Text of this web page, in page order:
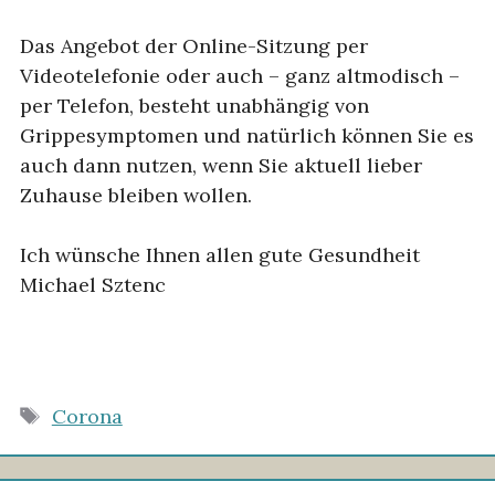
Das Angebot der Online-Sitzung per
Videotelefonie oder auch – ganz altmodisch –
per Telefon, besteht unabhängig von
Grippesymptomen und natürlich können Sie es
auch dann nutzen, wenn Sie aktuell lieber
Zuhause bleiben wollen.
Ich wünsche Ihnen allen gute Gesundheit
Michael Sztenc
Schlagwörter
Corona